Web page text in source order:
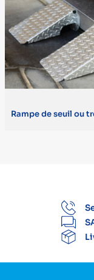
Rampe (1)
Set n° 2 (1)
Set n° 3 (1)
MARQUE
SECUCARE (4)
Rampe de seuil ou